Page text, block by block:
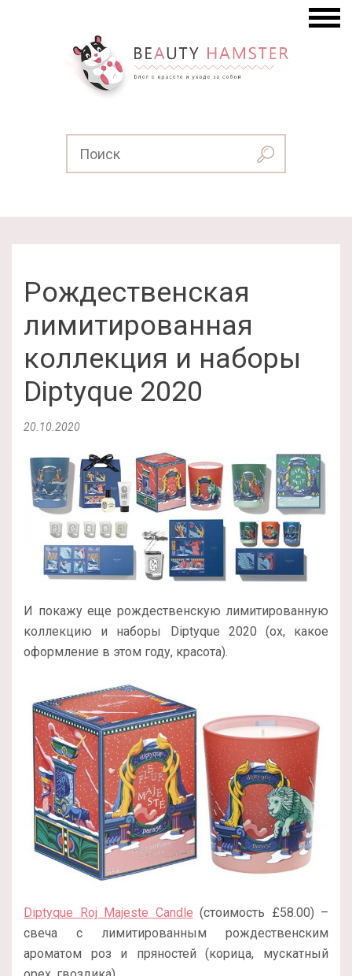
Рождественская
лимитированная
коллекция и наборы
Diptyque 2020
20.10.2020
И покажу еще рождественскую лимитированную
коллекцию и наборы Diptyque 2020 (ох, какое
оформление в этом году, красота).
Diptyque Roj Majeste Candle (стоимость £58.00) –
свеча с лимитированным рождественским
ароматом роз и пряностей (корица, мускатный